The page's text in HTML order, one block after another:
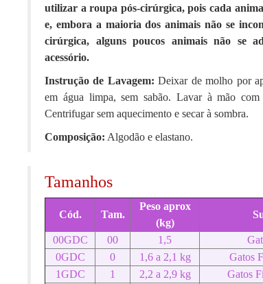
utilizar a roupa pós-cirúrgica, pois cada
e, embora a maioria dos animais não se
cirúrgica, alguns poucos animais não se
acessório.
Instrução de Lavagem:Deixar de molho por
em água limpa, sem sabão. Lavar à mão
Centrifugar sem aquecimento e secar à sombra.
Composição: Algodão e elastano.
Tamanhos
Cód. Tam.
Peso aprox
(kg)
00GDC 00 1,5
0GDC
0 1,6 a 2,1 kg
Gatos
1GDC
1 2,2 a 2,9 kg Gatos